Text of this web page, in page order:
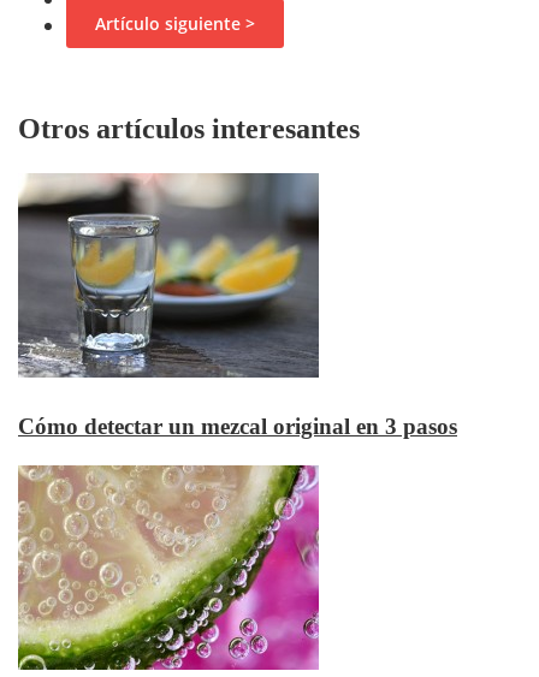
Artículo siguiente >
Otros artículos interesantes
Cómo detectar un mezcal original en 3 pasos